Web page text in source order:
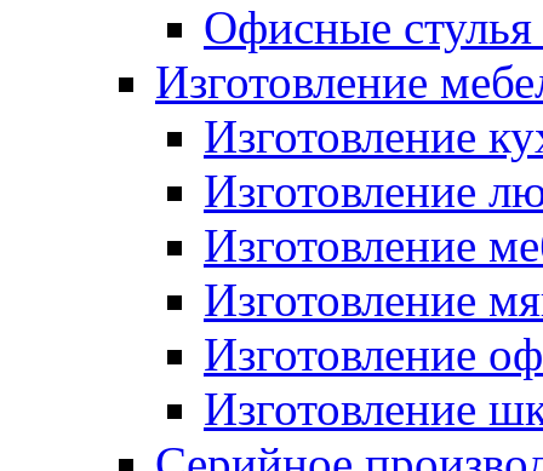
Офисные стулья
Изготовление
Изготовление
Изготовление
Изготовление
Изготовление
Изготовление
Изготовление